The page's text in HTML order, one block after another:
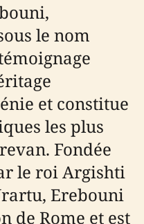
le nom
et constitue
les plus
Fondée
le roi Argishti
Erebouni
de Rome et est